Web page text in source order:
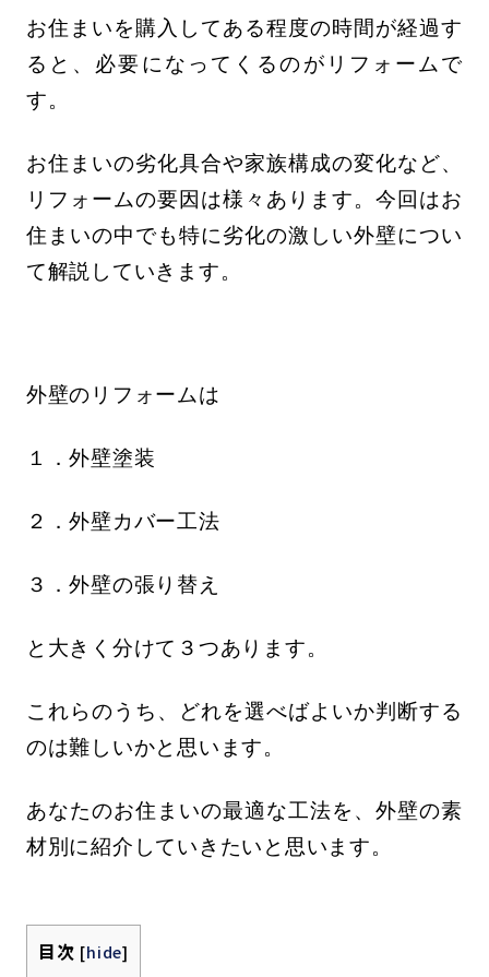
お住まいを購入してある程度の時間が経過す
ると、必要になってくるのがリフォームで
す。
お住まいの劣化具合や家族構成の変化など、
リフォームの要因は様々あります。今回はお
住まいの中でも特に劣化の激しい外壁につい
て解説していきます。
外壁のリフォームは
１．外壁塗装
２．外壁カバー工法
３．外壁の張り替え
と大きく分けて３つあります。
これらのうち、どれを選べばよいか判断する
のは難しいかと思います。
あなたのお住まいの最適な工法を、外壁の素
材別に紹介していきたいと思います。
目次 [hide]